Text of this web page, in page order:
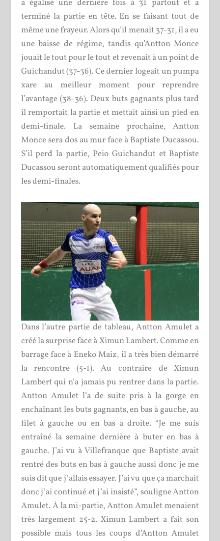
a égalisé une dernière fois à 31 partout et a
terminé la partie en tête. En se faisant tout de
même une frayeur. Alors qu’il menait 37-31, il a eu
une baisse de régime, tandis qu’Antton Monce
jouait le tout pour le tout et revenait à un point de
Guichandut (37-36). Ce dernier logeait un pumpa
xare au meilleur moment pour reprendre
l’avantage (38-36). Deux buts gagnants plus tard
il remportait la partie et mettait ainsi un pied en
demi-finale. La semaine prochaine, Antton
Monce sera dos au mur face à Baptiste Ducassou.
S’il perd la partie, Peio Guichandut et Baptiste
Ducassou seront automatiquement qualifiés pour
les demi-finales.
Dans l’autre partie de tableau, Antton Amulet a
créé la surprise face à Ximun Lambert. Comme en
barrage face à Eneko Maiz, il a très bien démarré
la rencontre (5-1). Au contraire de Ximun
Lambert qui n’a jamais pu rentrer dans la partie.
Antton Amulet l’a de suite pris à la gorge en
enchaînant les buts gagnants, en bas à gauche, au
filet à gauche ou en bas à droite. “Je me suis
entraîné la semaine dernière à buter en bas à
gauche. J’ai vu à Villefranque que Baptiste avait
rentré des buts en bas à gauche aussi donc je me
suis dit que j’allais essayer. J’ai vu que ça marchait
donc j’ai continué et j’ai insisté”, souligne Antton
Amulet. À la mi-partie, Antton Amulet menaient
très largement 25-2. Ximun Lambert a fait son
possible mais tous les coups d’Antton Amulet